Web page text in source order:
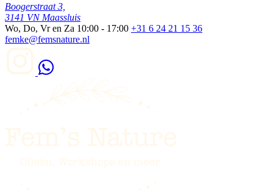
Boogerstraat 3,
3141 VN Maassluis
Wo, Do, Vr en Za 10:00 - 17:00 +31 6 24 21 15 36
femke@femsnature.nl